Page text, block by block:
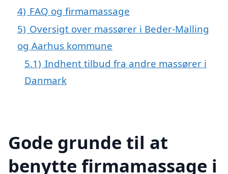
4) FAQ og firmamassage
5) Oversigt over massører i Beder-Malling
og Aarhus kommune
5.1) Indhent tilbud fra andre massører i
Danmark
Gode grunde til at
benytte firmamassage i